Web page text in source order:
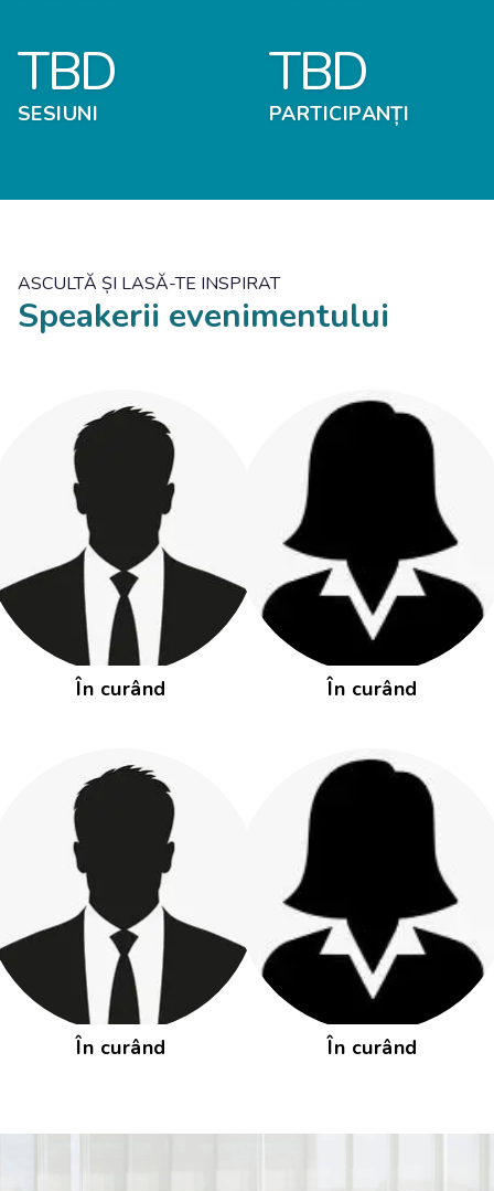
TBD
SESIUNI
TBD
PARTICIPANȚI
ASCULTĂ ȘI LASĂ-TE INSPIRAT
Speakerii evenimentului
În curând În curând
În curând În curând